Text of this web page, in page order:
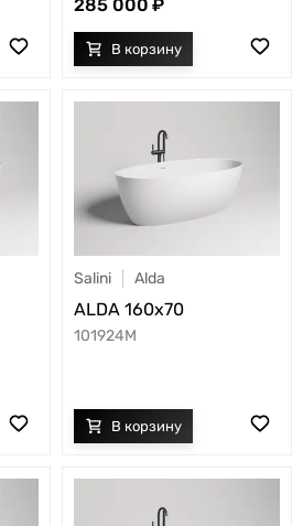
285 000
Salini Alda
ALDA 160x70
101924M